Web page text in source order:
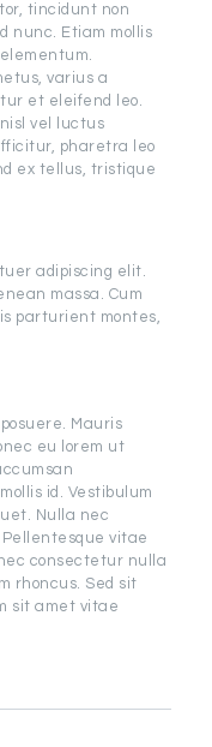
tincidunt non
nunc. Etiam mollis
varius a
et eleifend leo.
vel luctus
pharetra leo
ex tellus, tristique
adipiscing elit.
massa. Cum
parturient montes,
Mauris
eu lorem ut
id. Vestibulum
Nulla nec
vitae
consectetur nulla
rhoncus. Sed sit
sit amet vitae